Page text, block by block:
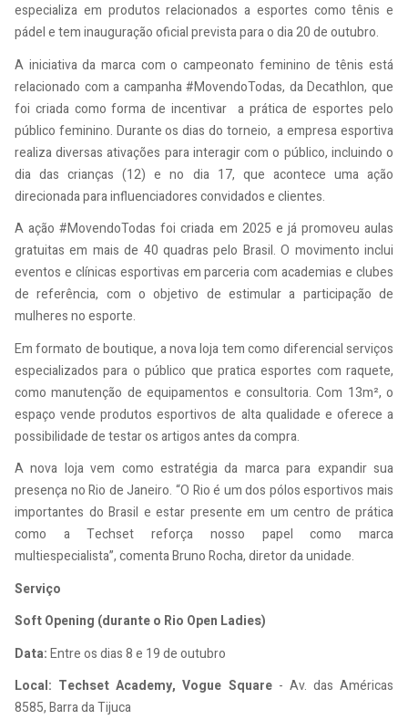
especializa em produtos relacionados a esportes como tênis e
pádel e tem inauguração oficial prevista para o dia 20 de outubro.
A iniciativa da marca com o campeonato feminino de tênis está
relacionado com a campanha #MovendoTodas, da Decathlon, que
foi criada como forma de incentivar a prática de esportes pelo
público feminino. Durante os dias do torneio, a empresa esportiva
realiza diversas ativações para interagir com o público, incluindo o
dia das crianças (12) e no dia 17, que acontece uma ação
direcionada para influenciadores convidados e clientes.
A ação #MovendoTodas foi criada em 2025 e já promoveu aulas
gratuitas em mais de 40 quadras pelo Brasil. O movimento inclui
eventos e clínicas esportivas em parceria com academias e clubes
de referência, com o objetivo de estimular a participação de
mulheres no esporte.
Em formato de boutique, a nova loja tem como diferencialserviços
especializados para o público que pratica esportes com raquete,
como manutenção de equipamentos e consultoria. Com 13m², o
espaço vende produtos esportivos de alta qualidade e oferece a
possibilidade de testar os artigos antes da compra.
A nova loja vem como estratégia da marca para expandir sua
presença no Rio de Janeiro. “O Rio é um dos pólos esportivos mais
importantes do Brasil e estar presente em um centro de prática
como a Techset reforça nosso papel como marca
multiespecialista”, comenta Bruno Rocha, diretor da unidade.
Serviço
Soft Opening (durante o Rio Open Ladies)
Data:Entre os dias 8 e 19 de outubro
Local: Techset Academy,Vogue Square - Av. das Américas
8585, Barra da Tijuca